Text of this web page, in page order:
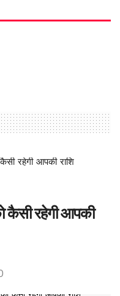
रहेगी आपकी राशि
कैसी रहेगी आपकी